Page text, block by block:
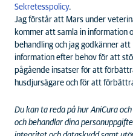
Sekretesspolicy.
Jag förstår att Mars under
kommer att samla in information
behandling och jag godkänner
information efter behov för att
pågående insatser för att
husdjursägare och för att
Du kan ta reda på hur AniCura
och behandlar dina